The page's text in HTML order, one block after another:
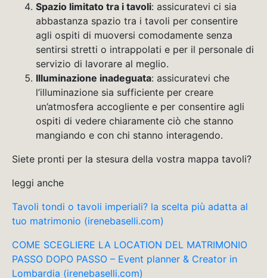
Spazio limitato tra i tavoli: assicuratevi ci sia
abbastanza spazio tra i tavoli per consentire
agli ospiti di muoversi comodamente senza
sentirsi stretti o intrappolati e per il personale di
servizio di lavorare al meglio.
Illuminazione inadeguata: assicuratevi che
l’illuminazione sia sufficiente per creare
un’atmosfera accogliente e per consentire agli
ospiti di vedere chiaramente ciò che stanno
mangiando e con chi stanno interagendo.
Siete pronti per la stesura della vostra mappa tavoli?
leggi anche
Tavoli tondi o tavoli imperiali? la scelta più adatta al
tuo matrimonio (irenebaselli.com)
COME SCEGLIERE LA LOCATION DEL MATRIMONIO
PASSO DOPO PASSO – Event planner & Creator in
Lombardia (irenebaselli.com)